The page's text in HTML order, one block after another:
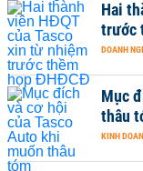
Hai
trước
DOANH
Mục
thâu
KINH